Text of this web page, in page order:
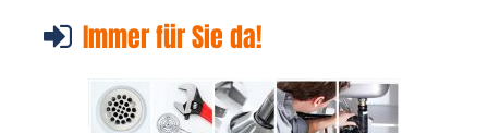
Immer für Sie da!